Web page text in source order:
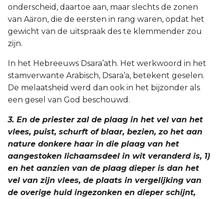
onderscheid, daartoe aan, maar slechts de zonen
van Aäron, die de eersten in rang waren, opdat het
gewicht van de uitspraak des te klemmender zou
zijn.
In het Hebreeuws Dsara’ath. Het werkwoord in het
stamverwante Arabisch, Dsara’a, betekent geselen.
De melaatsheid werd dan ook in het bijzonder als
een gesel van God beschouwd.
3. En de priester zal de plaag in het vel van het
vlees, puist, schurft of blaar, bezien, zo het aan
nature donkere haar in die plaag van het
aangestoken lichaamsdeel in wit veranderd is, 1)
en het aanzien van de plaag dieper is dan het
vel van zijn vlees, de plaats in vergelijking van
de overige huid ingezonken en dieper schijnt,